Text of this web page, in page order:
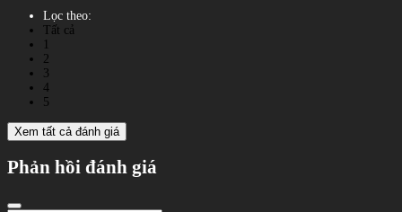
Lọc theo:
Tất cả
2
3
4
5
Xem tất cả đánh giá
Phản hồi đánh giá